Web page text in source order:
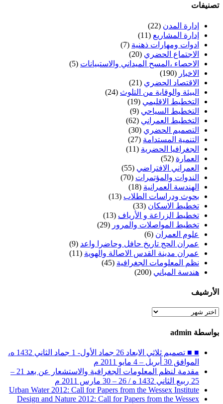
تصنيفات
إدارة المدن (22)
إدارة المشاريع (11)
ادوات ومهارات ذهنية (7)
الاجتماع الحضري (20)
الاحصاء ،المسح الميداني والاستبيانات (5)
الاخبار (190)
الاقتصاد الحضري (21)
البيئة والوقاية من التلوث (24)
التخطيط الاقليمي (19)
التخطيط السياحي (9)
التخطيط العمراني (62)
التصميم الحضري (30)
التنمية المستدامة (27)
الجغرافيا الحضرية (11)
العمارة (52)
العمراني الافتراضي (55)
الندوات والمؤتمرات (70)
الهندسة العمرانية (18)
بحوث ودراسات الطلاب (13)
تخطيط الاسكان (33)
تخطيط الزراعة و الأرياف (13)
تخطيط المواصلات والمرور (29)
علوم العمران (6)
عمران الحج تاريخ حافل وحاضرا واعد (9)
عمران مدينة القدس الاصالة والهوية (11)
نظم المعلومات الجغرافية (45)
هندسة المباني (200)
الأرشيف
الأرشيف
بواسطة admin
■ ■ تصميم ثلاثي الابعاد 26 جماد الأول- 1 جماد الثاني 1432 ه،
الموافق 30 أبريل – 4 مايو 2011 م
مقدمة لنظم المعلومات الجغرافية والاستشعار عن بعد 21 –
25 ربيع الثاني 1432 ه / 26 – 30 مارس 2011 م
Urban Water 2012: Call for Papers from the Wessex Institute
Design and Nature 2012: Call for Papers from the Wessex